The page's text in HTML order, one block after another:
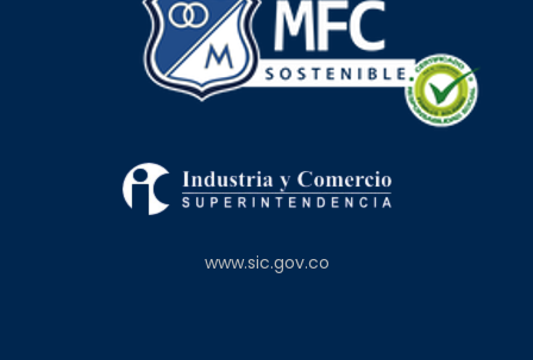
www.sic.gov.co